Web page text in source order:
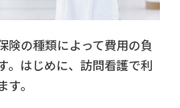
険の種類によって費用の負
。はじめに、訪問看護で利
。